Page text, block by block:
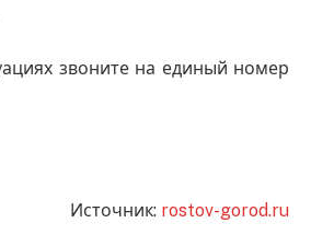
звоните на единый номер
Источник: rostov-gorod.ru